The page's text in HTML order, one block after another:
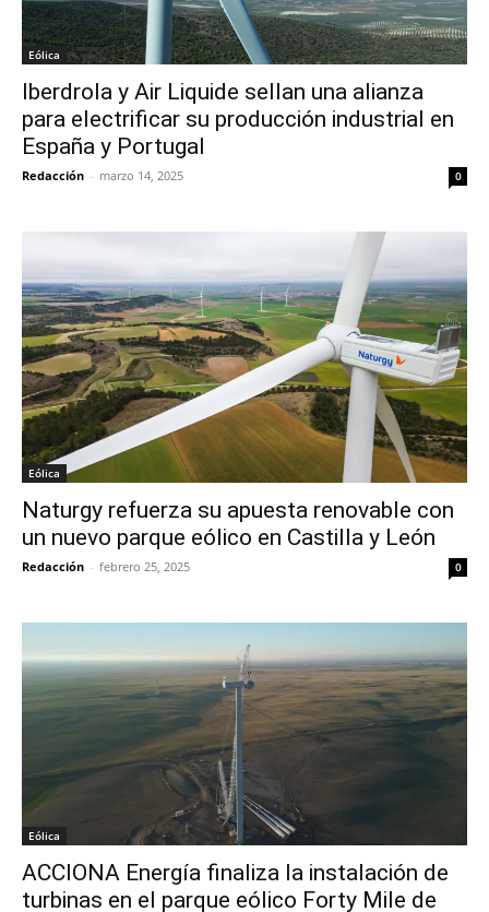
Eólica
Iberdrola y Air Liquide sellan una alianza
para electrificar su producción industrial en
España y Portugal
Redacción - marzo 14, 2025 0
Eólica
Naturgy refuerza su apuesta renovable con
un nuevo parque eólico en Castilla y León
Redacción - febrero 25, 2025 0
Eólica
ACCIONA Energía finaliza la instalación de
turbinas en el parque eólico Forty Mile de